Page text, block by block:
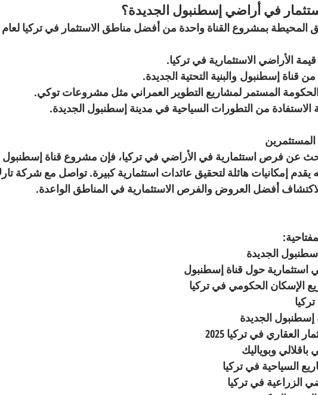
في أراضي إسطنبول الجديدة؟
قيمة الأراضي الاستثمارية في تركيا.
من قناة إسطنبول والبنية التحتية الجديدة.
المستمر لمشاريع التطوير العمراني مثل مشروعات توكي.
من التطورات السياحية في مدينة إسطنبول الجديدة.
عن فرص استثمارية في الأراضي في تركيا، فإن مشروع قناة إسطنبول
يقدم إمكانيات هائلة لتحقيق عائدات استثمارية كبيرة. تواصل مع شركة
أفضل العروض والفرص الاستثمارية في المناطق الواعدة.
الجديدة
استثمارية حول قناة إسطنبول
الإسكان الحكومي في تركيا
إسطنبول الجديدة
العقاري في تركيا 2025
باقلالي وبوياليك
السياحية في تركيا
الزراعية في تركيا